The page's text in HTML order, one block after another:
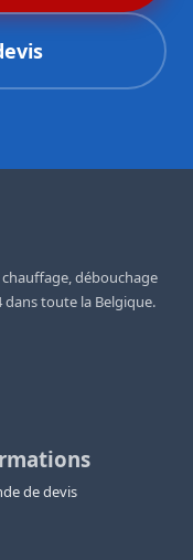
débouchage
toute la Belgique.
de devis